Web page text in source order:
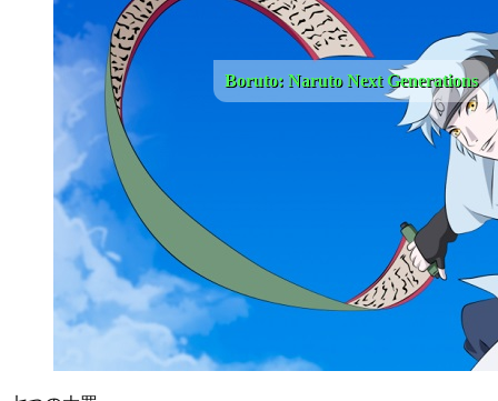
Boruto: Naruto Next Generations